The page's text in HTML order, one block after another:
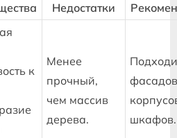
Недостатки
к
Менее
прочный‚
чем массив
дерева.
шкафов.